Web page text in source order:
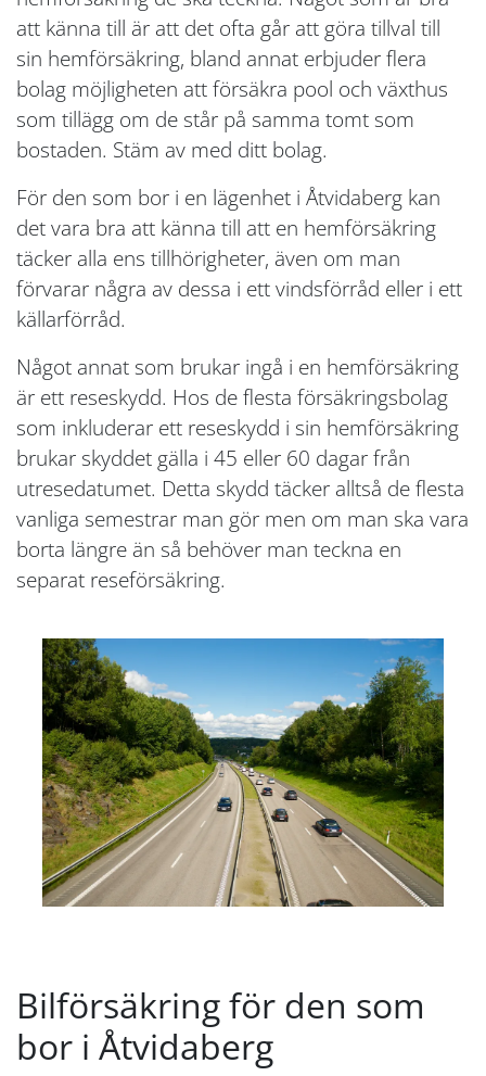
att känna till är att det ofta går att göra tillval till
sin hemförsäkring, bland annat erbjuder flera
bolag möjligheten att försäkra pool och växthus
som tillägg om de står på samma tomt som
bostaden. Stäm av med ditt bolag.
För den som bor i en lägenhet i Åtvidaberg kan
det vara bra att känna till att en hemförsäkring
täcker alla ens tillhörigheter, även om man
förvarar några av dessa i ett vindsförråd eller i ett
källarförråd.
Något annat som brukar ingå i en hemförsäkring
är ett reseskydd. Hos de flesta försäkringsbolag
som inkluderar ett reseskydd i sin hemförsäkring
brukar skyddet gälla i 45 eller 60 dagar från
utresedatumet. Detta skydd täcker alltså de flesta
vanliga semestrar man gör men om man ska vara
borta längre än så behöver man teckna en
separat reseförsäkring.
Bilförsäkring för den som
bor i Åtvidaberg